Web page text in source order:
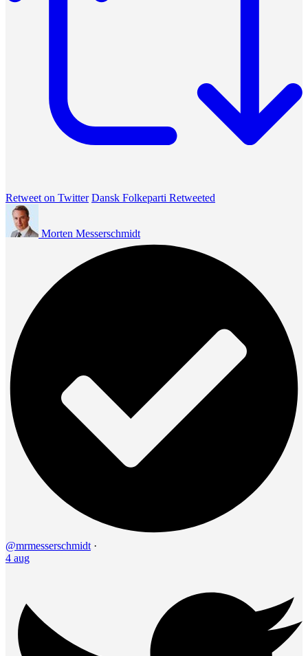
Retweet on Twitter Dansk Folkeparti Retweeted
Morten Messerschmidt
@mrmesserschmidt ·
4 aug